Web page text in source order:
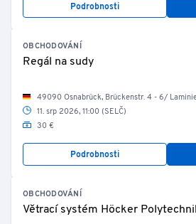
Podrobnosti
OBCHODOVÁNÍ
Regál na sudy
49090 Osnabrück, Brückenstr. 4 - 6/
11. srp 2026, 11:00 (SELČ)
30 €
Podrobnosti
OBCHODOVÁNÍ
Větrací systém Höcker